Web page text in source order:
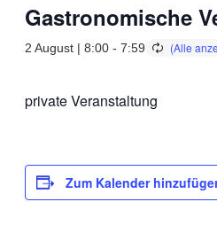
Gastronomische
2 August | 8:00 - 7:59
private Veranstaltung
Zum Kalender